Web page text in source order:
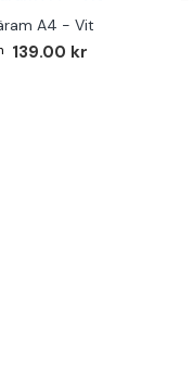
A4 - Vit
139.00 kr